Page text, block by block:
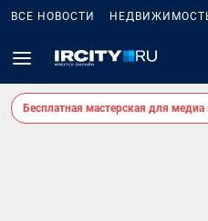
ВСЕ НОВОСТИ
Бесплатная мастерская для медиа